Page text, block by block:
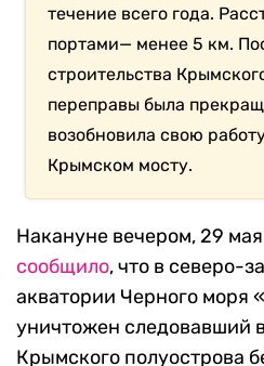
течение всего года.
портами— менее 5 км.
строительства
переправы была
возобновила свою
Крымском мосту.
Накануне вечером, 29
сообщило, что в северо-
акватории Черного моря
уничтожен следовавший
Крымского полуострова